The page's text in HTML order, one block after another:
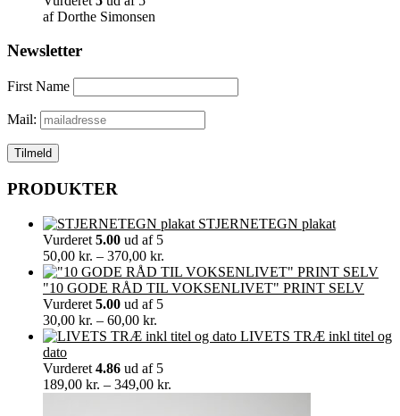
af Dorthe Simonsen
Newsletter
First Name
Mail:
PRODUKTER
STJERNETEGN plakat
Vurderet 5.00 ud af 5
50,00 kr. – 370,00 kr.
50,00 kr.
til
"10 GODE RÅD TIL VOKSENLIVET" PRINT SELV
Vurderet 5.00 ud af 5
30,00 kr. – 60,00 kr.
30,00 kr.
60,00 kr.
LIVETS TRÆ inkl titel og
dato
Vurderet 4.86 ud af 5
189,00 kr. – 349,00 kr.